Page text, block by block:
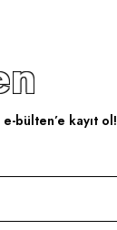
e-bülten’e kayıt ol!